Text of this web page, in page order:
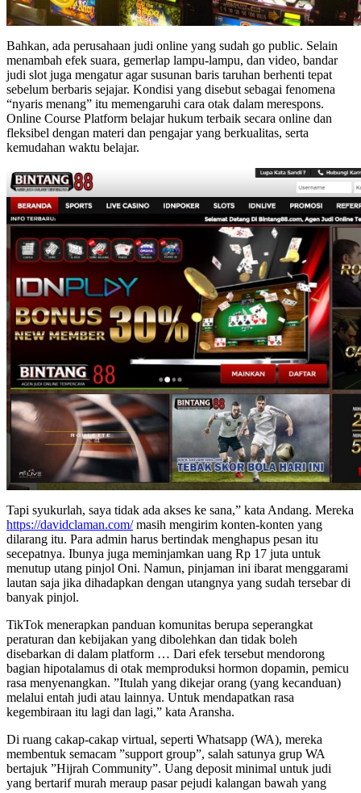
Bahkan, ada perusahaan judi online yang sudah go public. Selain
menambah efek suara, gemerlap lampu-lampu, dan video, bandar
judi slot juga mengatur agar susunan baris taruhan berhenti tepat
sebelum berbaris sejajar. Kondisi yang disebut sebagai fenomena
“nyaris menang” itu memengaruhi cara otak dalam merespons.
Online Course Platform belajar hukum terbaik secara online dan
fleksibel dengan materi dan pengajar yang berkualitas, serta
kemudahan waktu belajar.
Tapi syukurlah, saya tidak ada akses ke sana,” kata Andang. Mereka
https://davidclaman.com/masih mengirim konten-konten yang
dilarang itu. Para admin harus bertindak menghapus pesan itu
secepatnya. Ibunya juga meminjamkan uang Rp 17 juta untuk
menutup utang pinjol Oni. Namun, pinjaman ini ibarat menggarami
lautan saja jika dihadapkan dengan utangnya yang sudah tersebar di
banyak pinjol.
TikTok menerapkan panduan komunitas berupa seperangkat
peraturan dan kebijakan yang dibolehkan dan tidak boleh
disebarkan di dalam platform … Dari efek tersebut mendorong
bagian hipotalamus di otak memproduksi hormon dopamin, pemicu
rasa menyenangkan. ”Itulah yang dikejar orang (yang kecanduan)
melalui entah judi atau lainnya. Untuk mendapatkan rasa
kegembiraan itu lagi dan lagi,” kata Aransha.
Di ruang cakap-cakap virtual, seperti Whatsapp (WA), mereka
membentuk semacam ”support group”, salah satunya grup WA
bertajuk ”Hijrah Community”. Uang deposit minimal untuk judi
yang bertarif murah meraup pasar pejudi kalangan bawah yang